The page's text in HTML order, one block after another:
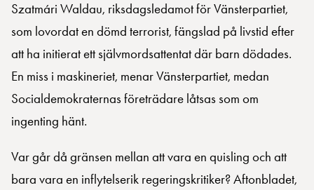
Szatmári Waldau, riksdagsledamot för Vänsterpartiet,
som lovordat en dömd terrorist, fängslad på livstid efter
att ha initierat ett självmordsattentat där barn dödades.
En miss i maskineriet, menar Vänsterpartiet, medan
Socialdemokraternas företrädare låtsas som om
ingenting hänt.
Var går då gränsen mellan att vara en quisling och att
bara vara en inflytelserik regeringskritiker? Aftonbladet,